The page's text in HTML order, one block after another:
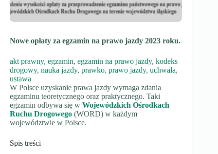
Nowe opłaty za egzamin na prawo jazdy 2023 roku.
akt prawny, egzamin, egzamin na prawo jazdy, kodeks
drogowy, nauka jazdy, prawko, prawo jazdy, uchwała
ustawa
W Polsce uzyskanie prawa jazdy wymaga zdania
egzaminu teoretycznego oraz praktycznego. Taki
egzamin odbywa się w Wojewódzkich Ośrodkach
Ruchu Drogowego (WORD) w każdym
województwie w Polsce.
Spis treści